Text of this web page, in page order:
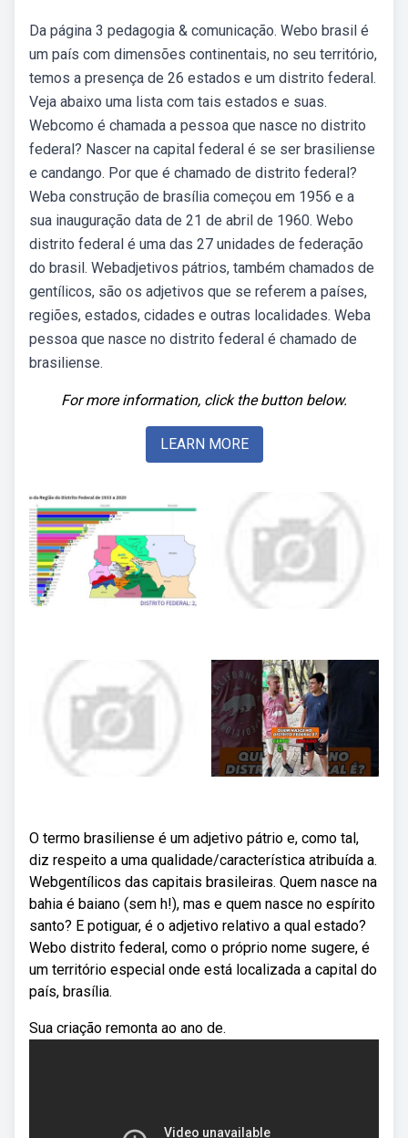
Da página 3 pedagogia & comunicação. Webo brasil é
um país com dimensões continentais, no seu território,
temos a presença de 26 estados e um distrito federal.
Veja abaixo uma lista com tais estados e suas.
Webcomo é chamada a pessoa que nasce no distrito
federal? Nascer na capital federal é se ser brasiliense
e candango. Por que é chamado de distrito federal?
Weba construção de brasília começou em 1956 e a
sua inauguração data de 21 de abril de 1960. Webo
distrito federal é uma das 27 unidades de federação
do brasil. Webadjetivos pátrios, também chamados de
gentílicos, são os adjetivos que se referem a países,
regiões, estados, cidades e outras localidades. Weba
pessoa que nasce no distrito federal é chamado de
brasiliense.
For more information, click the button below.
LEARN MORE
O termo brasiliense é um adjetivo pátrio e, como tal,
diz respeito a uma qualidade/característica atribuída a.
Webgentílicos das capitais brasileiras. Quem nasce na
bahia é baiano (sem h!), mas e quem nasce no espírito
santo? E potiguar, é o adjetivo relativo a qual estado?
Webo distrito federal, como o próprio nome sugere, é
um território especial onde está localizada a capital do
país, brasília.
Sua criação remonta ao ano de.